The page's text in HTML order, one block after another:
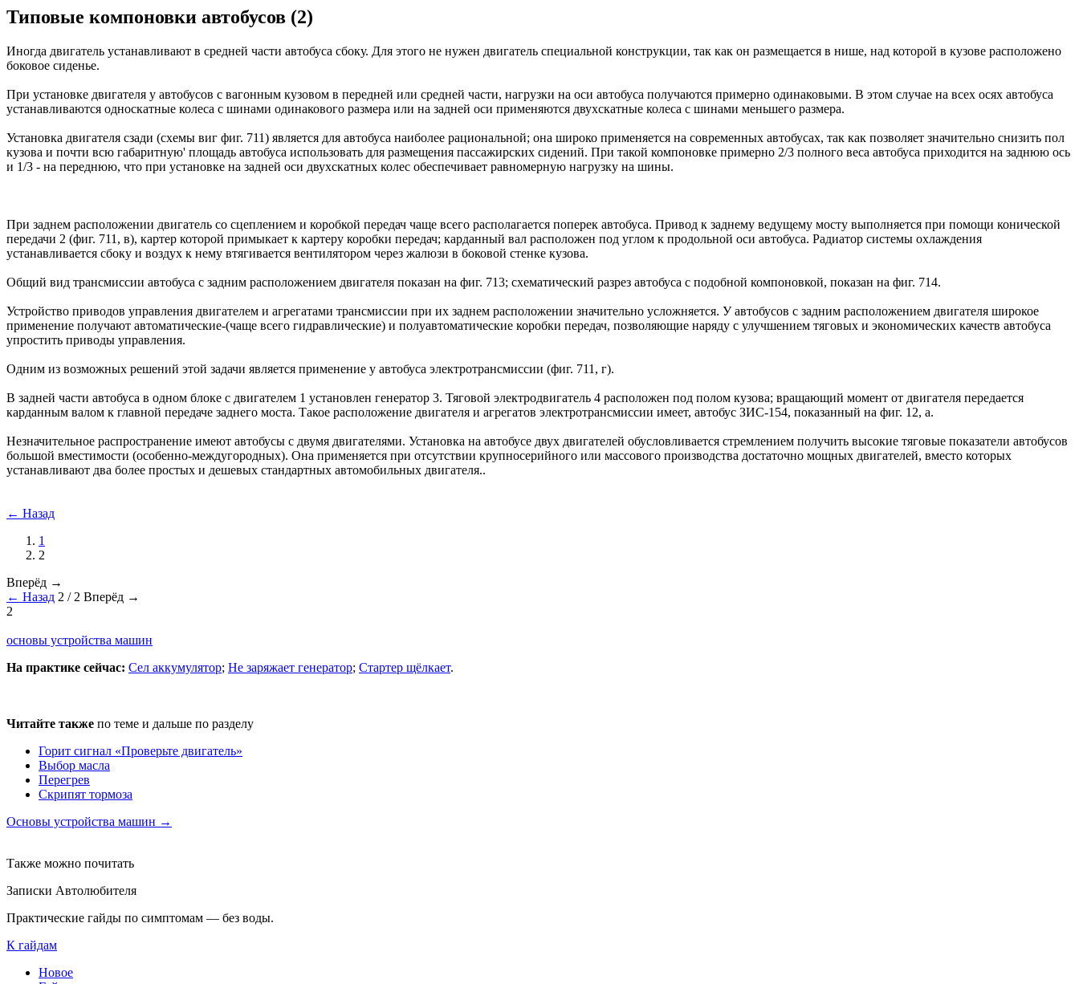
Типовые компоновки автобусов (2)
Иногда двигатель устанавливают в средней части автобуса сбоку. Для этого не нужен двигатель специальной конструкции, так как он размещается в нише, над которой в кузове расположено
боковое сиденье.
При установке двигателя у автобусов с вагонным кузовом в передней или средней части, нагрузки на оси автобуса получаются примерно одинаковыми. В этом случае на всех осях автобуса
устанавливаются односкатные колеса с шинами одинакового размера или на задней оси применяются двухскатные колеса с шинами меньшего размера.
Установка двигателя сзади (схемы виг фиг. 711) является для автобуса наиболее рациональной; она широко применяется на современных автобусах, так как позволяет значительно снизить пол
кузова и почти всю габаритную' площадь автобуса использовать для размещения пассажирских сидений. При такой компоновке примерно 2/3 полного веса автобуса приходится на заднюю ось
и 1/3 - на переднюю, что при установке на задней оси двухскатных колес обеспечивает равномерную нагрузку на шины.
При заднем расположении двигатель со сцеплением и коробкой передач чаще всего располагается поперек автобуса. Привод к заднему ведущему мосту выполняется при помощи конической
передачи 2 (фиг. 711, в), картер которой примыкает к картеру коробки передач; карданный вал расположен под углом к продольной оси автобуса. Радиатор системы охлаждения
устанавливается сбоку и воздух к нему втягивается вентилятором через жалюзи в боковой стенке кузова.
Общий вид трансмиссии автобуса с задним расположением двигателя показан на фиг. 713; схематический разрез автобуса с подобной компоновкой, показан на фиг. 714.
Устройство приводов управления двигателем и агрегатами трансмиссии при их заднем расположении значительно усложняется. У автобусов с задним расположением двигателя широкое
применение получают автоматические-(чаще всего гидравлические) и полуавтоматические коробки передач, позволяющие наряду с улучшением тяговых и экономических качеств автобуса
упростить приводы управления.
Одним из возможных решений этой задачи является применение у автобуса электротрансмиссии (фиг. 711, г).
В задней части автобуса в одном блоке с двигателем 1 установлен генератор 3. Тяговой электродвигатель 4 расположен под полом кузова; вращающий момент от двигателя передается
карданным валом к главной передаче заднего моста. Такое расположение двигателя и агрегатов электротрансмиссии имеет, автобус ЗИС-154, показанный на фиг. 12, а.
Незначительное распространение имеют автобусы с двумя двигателями. Установка на автобусе двух двигателей обусловливается стремлением получить высокие тяговые показатели автобусов
большой вместимости (особенно-междугородных). Она применяется при отсутствии крупносерийного или массового производства достаточно мощных двигателей, вместо которых
устанавливают два более простых и дешевых стандартных автомобильных двигателя..
← Назад
1
2
Вперёд →
← Назад 2 / 2 Вперёд →
2
основы устройства машин
На практике сейчас: Сел аккумулятор; Не заряжает генератор; Стартер щёлкает.
Читайте также по теме и дальше по разделу
Горит сигнал «Проверьте двигатель»
Выбор масла
Перегрев
Скрипят тормоза
Основы устройства машин →
Также можно почитать
Записки Автолюбителя
Практические гайды по симптомам — без воды.
К гайдам
Новое